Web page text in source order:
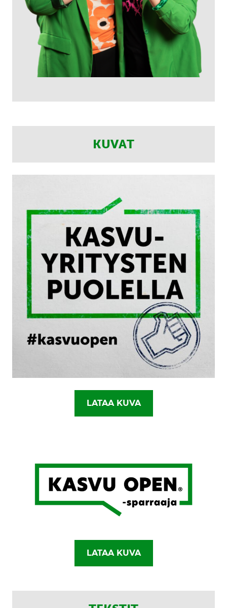
KUVAT
LATAA KUVA
LATAA KUVA